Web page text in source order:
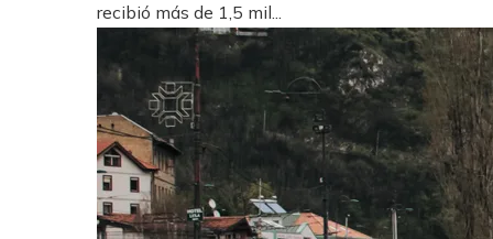
recibió más de 1,5 mil...